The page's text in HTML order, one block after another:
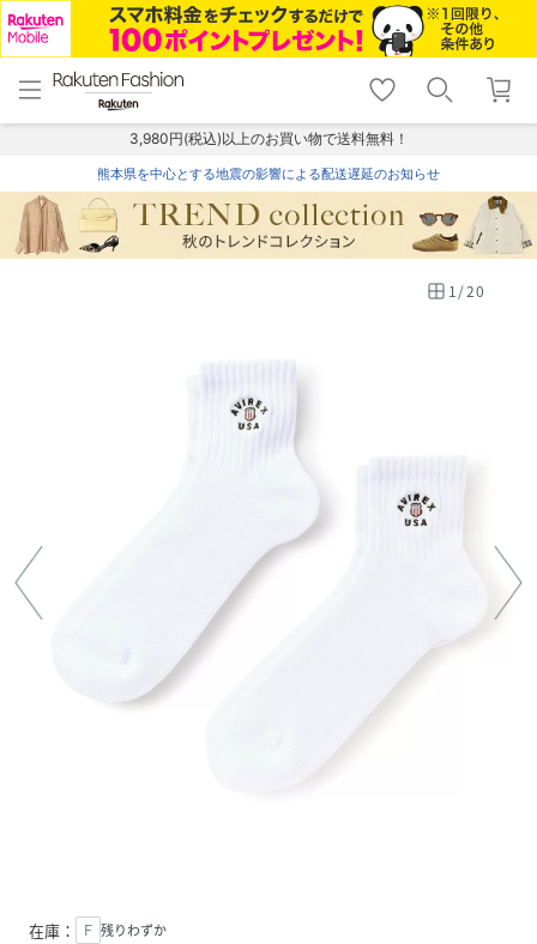
menu home
トップ
shopping_cart lock_outline
ログイン
3,980円(税込)以上のお買い物で送料無料！
熊本県を中心とする地震の影響による配送遅延のお知らせ
1/20
在庫： Ｆ 残りわずか